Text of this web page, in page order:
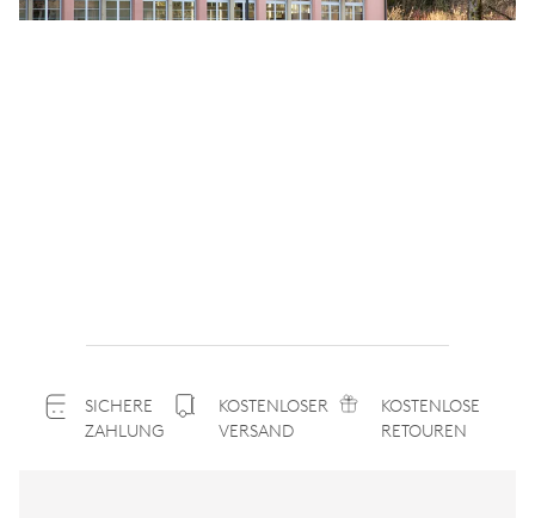
SICHERE
ZAHLUNG
KOSTENLOSER
VERSAND
KOSTENLOSE
RETOUREN